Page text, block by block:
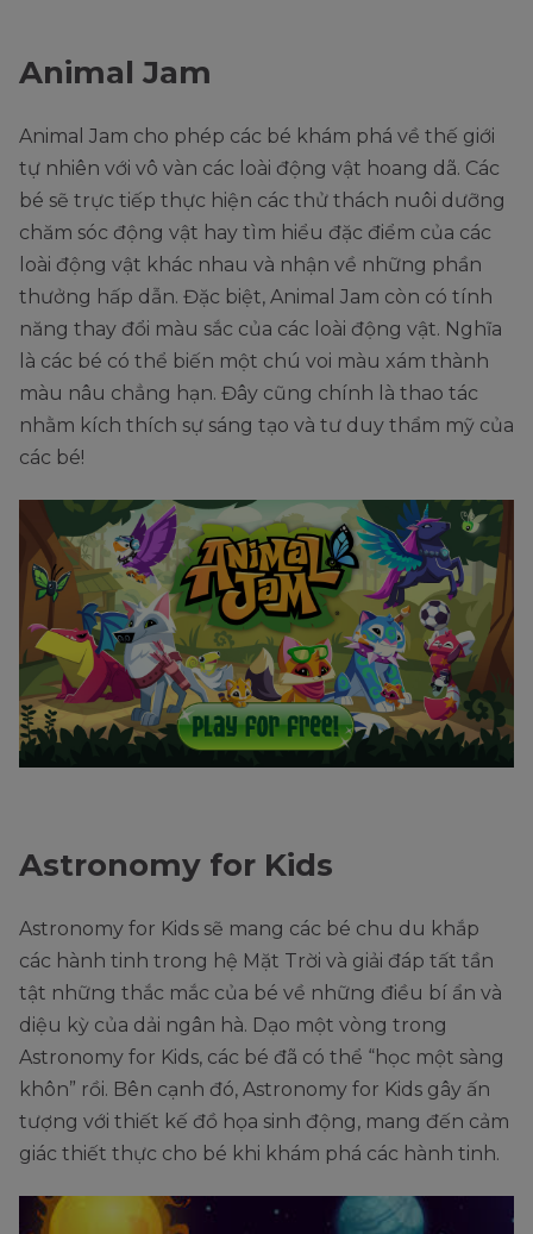
Animal Jam
Animal Jam cho phép các bé khám phá về thế giới
tự nhiên với vô vàn các loài động vật hoang dã. Các
bé sẽ trực tiếp thực hiện các thử thách nuôi dưỡng
chăm sóc động vật hay tìm hiểu đặc điểm của các
loài động vật khác nhau và nhận về những phần
thưởng hấp dẫn. Đặc biệt, Animal Jam còn có tính
năng thay đổi màu sắc của các loài động vật. Nghĩa
là các bé có thể biến một chú voi màu xám thành
màu nâu chẳng hạn. Đây cũng chính là thao tác
nhằm kích thích sự sáng tạo và tư duy thẩm mỹ của
các bé!
Astronomy for Kids
Astronomy for Kids sẽ mang các bé chu du khắp
các hành tinh trong hệ Mặt Trời và giải đáp tất tần
tật những thắc mắc của bé về những điều bí ẩn và
diệu kỳ của dải ngân hà. Dạo một vòng trong
Astronomy for Kids, các bé đã có thể “học một sàng
khôn” rồi. Bên cạnh đó, Astronomy for Kids gây ấn
tượng với thiết kế đồ họa sinh động, mang đến cảm
giác thiết thực cho bé khi khám phá các hành tinh.